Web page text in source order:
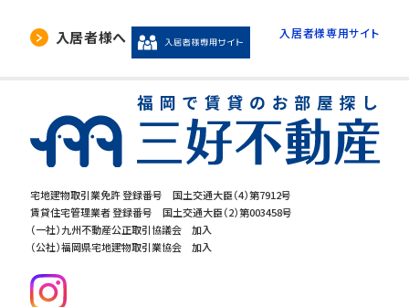
5. 開示等の請求について
「開示」「訂正・追加・削除」「利用の停止・消去・提
供の拒否」の請求に応じております。ご請求され
る方は、当社「個人情報お客様相談窓口」までお
問合せください。
6.個人情報を提供する事の任意性につ
いて
当社の要求する個人情報を提供するか否かは、
お客様の任意でございます。
宅地建物取引業免許 登録番号 国土交通大臣（4）第7912号
賃貸住宅管理業者 登録番号 国土交通大臣（2）第003458号
（一社）九州不動産公正取引協議会 加入
（公社）福岡県宅地建物取引業協会 加入
入居者様へ 入居者様専用サイト